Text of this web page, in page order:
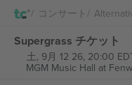
コンサート
Supergrass チケット
土, 9月 12 26, 20:00
MGM Music Hall at